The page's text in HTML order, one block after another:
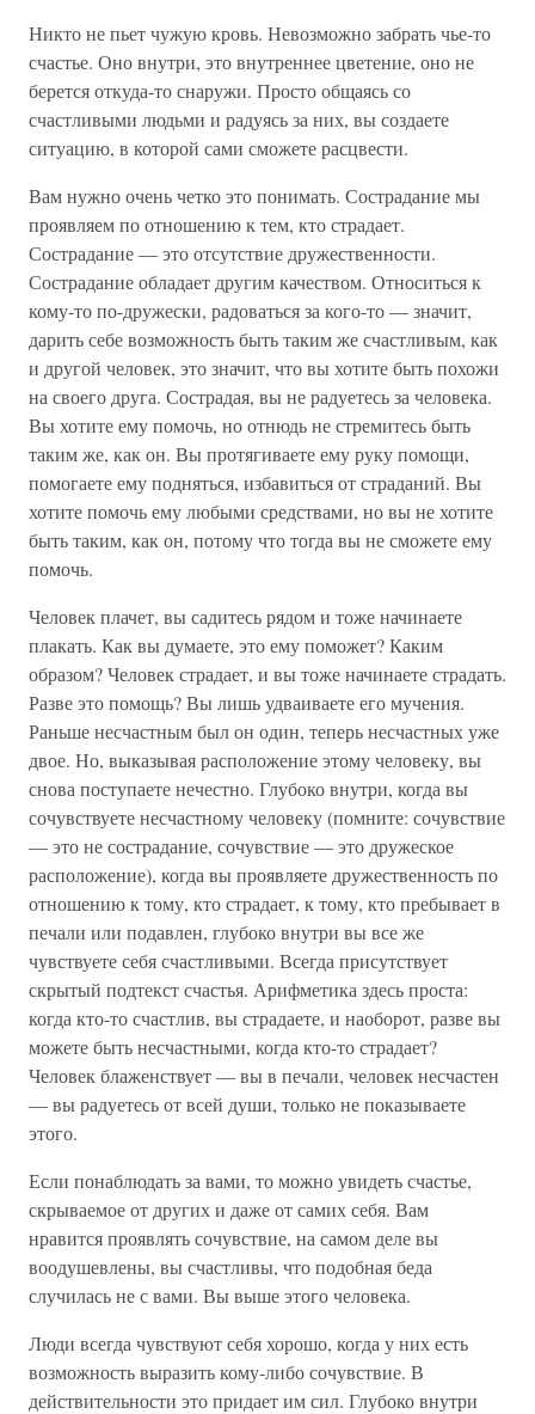
Никто не пьет чужую кровь. Невозможно забрать чье-то
счастье. Оно внутри, это внутреннее цветение, оно не
берется откуда-то снаружи. Просто общаясь со
счастливыми людьми и радуясь за них, вы создаете
ситуацию, в которой сами сможете расцвести.
Вам нужно очень четко это понимать. Сострадание мы
проявляем по отношению к тем, кто страдает.
Сострадание — это отсутствие дружественности.
Сострадание обладает другим качеством. Относиться к
кому-то по-дружески, радоваться за кого-то — значит,
дарить себе возможность быть таким же счастливым, как
и другой человек, это значит, что вы хотите быть похожи
на своего друга. Сострадая, вы не радуетесь за человека.
Вы хотите ему помочь, но отнюдь не стремитесь быть
таким же, как он. Вы протягиваете ему руку помощи,
помогаете ему подняться, избавиться от страданий. Вы
хотите помочь ему любыми средствами, но вы не хотите
быть таким, как он, потому что тогда вы не сможете ему
помочь.
Человек плачет, вы садитесь рядом и тоже начинаете
плакать. Как вы думаете, это ему поможет? Каким
образом? Человек страдает, и вы тоже начинаете страдать.
Разве это помощь? Вы лишь удваиваете его мучения.
Раньше несчастным был он один, теперь несчастных уже
двое. Но, выказывая расположение этому человеку, вы
снова поступаете нечестно. Глубоко внутри, когда вы
сочувствуете несчастному человеку (помните: сочувствие
— это не сострадание, сочувствие — это дружеское
расположение), когда вы проявляете дружественность по
отношению к тому, кто страдает, к тому, кто пребывает в
печали или подавлен, глубоко внутри вы все же
чувствуете себя счастливыми. Всегда присутствует
скрытый подтекст счастья. Арифметика здесь проста:
когда кто-то счастлив, вы страдаете, и наоборот, разве вы
можете быть несчастными, когда кто-то страдает?
Человек блаженствует — вы в печали, человек несчастен
— вы радуетесь от всей души, только не показываете
этого.
Если понаблюдать за вами, то можно увидеть счастье,
скрываемое от других и даже от самих себя. Вам
нравится проявлять сочувствие, на самом деле вы
воодушевлены, вы счастливы, что подобная беда
случилась не с вами. Вы выше этого человека.
Люди всегда чувствуют себя хорошо, когда у них есть
возможность выразить кому-либо сочувствие. В
действительности это придает им сил. Глубоко внутри